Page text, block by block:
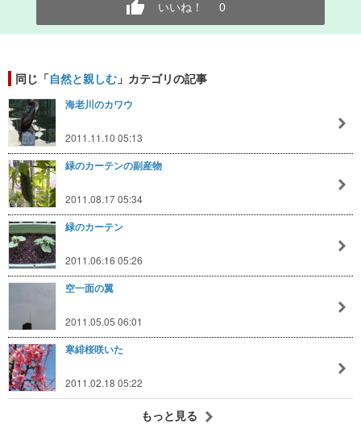
いいね！ 0
同じ「自然と親しむ 」カテゴリの記事
海老川のカワウ
2011.11.10 05:13
緑のカーテンの副産物
2011.08.17 05:34
緑のカーテン
2011.06.16 05:26
空一面の翼
2011.05.05 06:01
寒緋桜咲いた
2011.02.18 05:22
もっと見る